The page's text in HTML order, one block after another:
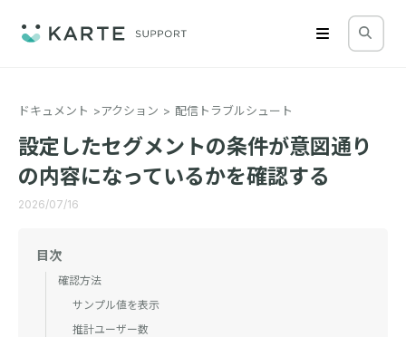
ドキュメント アクション 配信トラブルシュート
設定したセグメントの条件が意図通り
の内容になっているかを確認する
2026/07/16
目次
確認方法
サンプル値を表示
推計ユーザー数